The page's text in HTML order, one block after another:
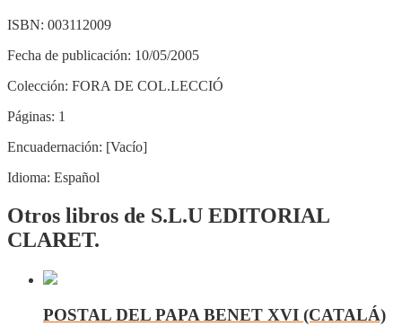
ISBN: 003112009
Fecha de publicación: 10/05/2005
Colección: FORA DE COL.LECCIÓ
Páginas: 1
Encuadernación: [Vacío]
Idioma: Español
Otros libros de S.L.U EDITORIAL
CLARET.
POSTAL DEL PAPA BENET XVI (CATALÁ)